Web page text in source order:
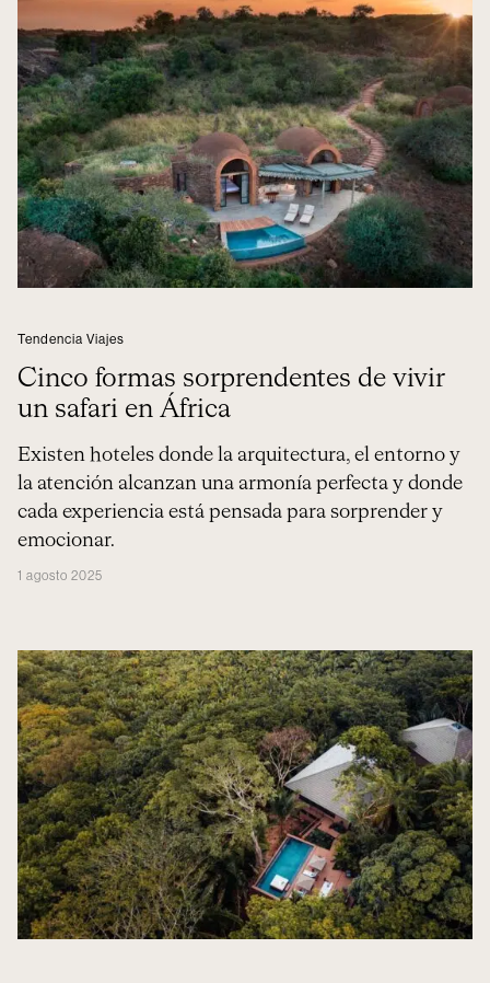
Tendencia Viajes
Cinco formas sorprendentes de vivir
un safari en África
Existen hoteles donde la arquitectura, el entorno y
la atención alcanzan una armonía perfecta y donde
cada experiencia está pensada para sorprender y
emocionar.
1 agosto 2025